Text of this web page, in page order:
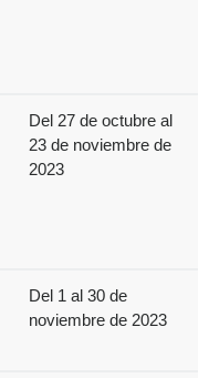
Del 27 de octubre al
23 de noviembre de
2023
Del 1 al 30 de
noviembre de 2023